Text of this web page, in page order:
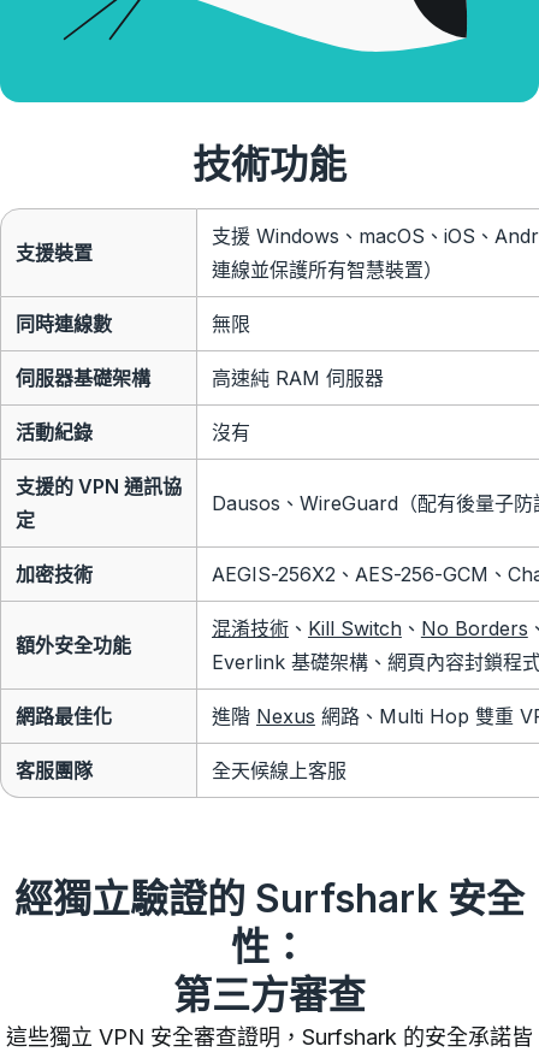
技術功能
支援裝置
支援 Windows、macOS、iOS、
連線並保護所有智慧裝置）
同時連線數 無限
伺服器基礎架構 高速純 RAM 伺服器
活動紀錄 沒有
支援的 VPN 通訊協
定
Dausos、WireGuard（配有後量子
加密技術 AEGIS-256X2、AES-256-GCM、
額外安全功能
混淆技術、 Kill Switch、 No Borders
Everlink 基礎架構、網頁內容封鎖程
網路最佳化 進階 Nexus 網路、Multi Hop 雙重
客服團隊 全天候線上客服
經獨立驗證的 Surfshark 安全
性：
第三方審查
這些獨立 VPN 安全審查證明，Surfshark 的安全承諾皆